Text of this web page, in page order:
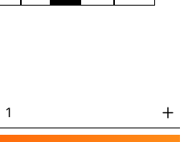
Voer de gewenste